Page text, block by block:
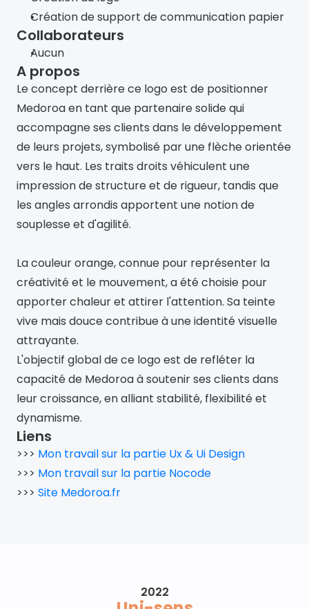
Création de support de communication papier
Collaborateurs
Aucun
A propos
Le concept derrière ce logo est de positionner
Medoroa en tant que partenaire solide qui
accompagne ses clients dans le développement
de leurs projets, symbolisé par une flèche orientée
vers le haut. Les traits droits véhiculent une
impression de structure et de rigueur, tandis que
les angles arrondis apportent une notion de
souplesse et d'agilité.
La couleur orange, connue pour représenter la
créativité et le mouvement, a été choisie pour
apporter chaleur et attirer l'attention. Sa teinte
vive mais douce contribue à une identité visuelle
attrayante.
L'objectif global de ce logo est de refléter la
capacité de Medoroa à soutenir ses clients dans
leur croissance, en alliant stabilité, flexibilité et
dynamisme.
Liens
>>> Mon travail sur la partie Ux & Ui Design
>>> Mon travail sur la partie Nocode
>>> Site Medoroa.fr
2022